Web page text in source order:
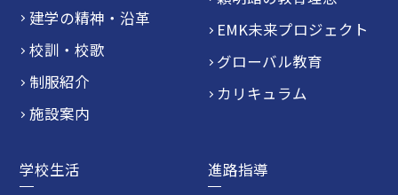
建学の精神・沿革
校訓・校歌
制服紹介
施設案内
EMK未来プロジェクト
グローバル教育
カリキュラム
学校生活 進路指導